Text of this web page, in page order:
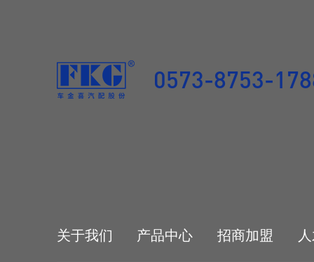
0573-8753-
关于我们 产品中心 招商加盟